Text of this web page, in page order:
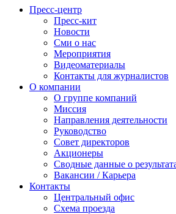
Пресс-центр
Пресс-кит
Новости
Сми о нас
Мероприятия
Видеоматериалы
Контакты для журналистов
О компании
О группе компаний
Миссия
Направления деятельности
Руководство
Совет директоров
Акционеры
Сводные данные о
Вакансии / Карьера
Контакты
Центральный офис
Схема проезда